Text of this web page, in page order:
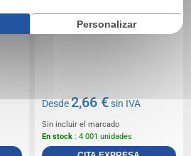
Desde2,66 €sin IVA
Sin incluir el marcado
En stock : 4 001 unidades
Personalizar